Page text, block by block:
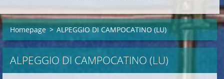
Homepage > ALPEGGIO DI CAMPOCATINO (LU)
ALPEGGIO DI CAMPOCATINO (LU)